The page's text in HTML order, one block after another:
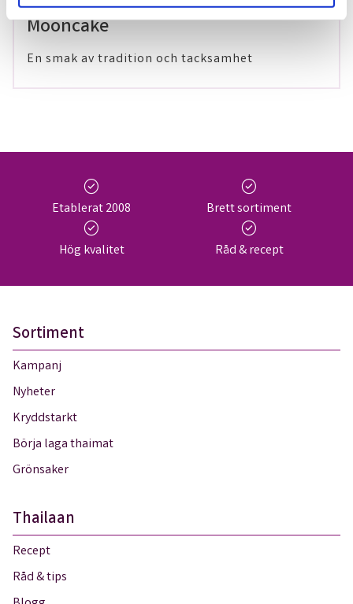
Mooncake
En smak av tradition och tacksamhet
check_circle
Etablerat 2008
check_circle
Brett sortiment
check_circle
Hög kvalitet
check_circle
Råd & recept
Sortiment
Kampanj
Nyheter
Kryddstarkt
Börja laga thaimat
Grönsaker
Thailaan
Recept
Råd & tips